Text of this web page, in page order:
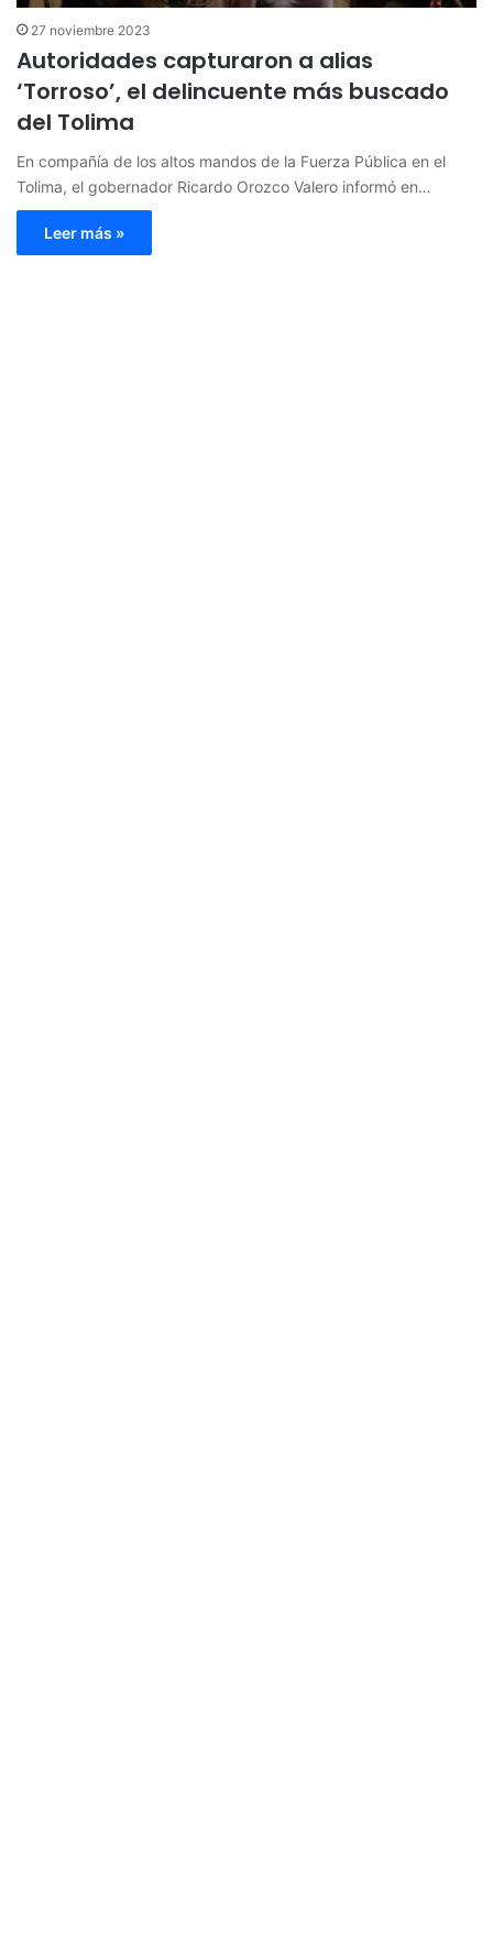
27 noviembre 2023
Autoridades capturaron a alias
‘Torroso’, el delincuente más buscado
del Tolima
En compañía de los altos mandos de la Fuerza Pública en el
Tolima, el gobernador Ricardo Orozco Valero informó en…
Leer más »